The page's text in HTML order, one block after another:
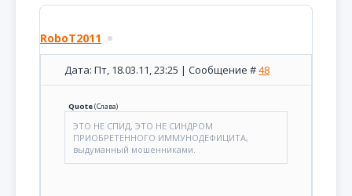
RoboT2011
Дата: Пт, 18.03.11, 23:25 | Сообщение #48
Quote(Слава)
ЭТО НЕ СПИД, ЭТО НЕ СИНДРОМ
ПРИОБРЕТЕННОГО ИММУНОДЕФИЦИТА,
выдуманный мошенниками.